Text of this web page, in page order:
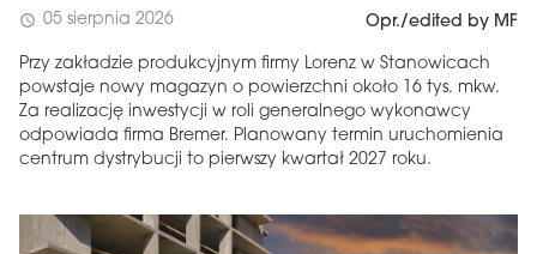
schedule 05 sierpnia 2026 Opr./edited by MF
Przy zakładzie produkcyjnym firmy Lorenz w Stanowicach
powstaje nowy magazyn o powierzchni około 16 tys. mkw.
Za realizację inwestycji w roli generalnego wykonawcy
odpowiada firma Bremer. Planowany termin uruchomienia
centrum dystrybucji to pierwszy kwartał 2027 roku.